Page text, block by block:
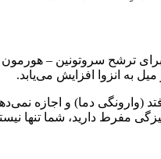
ترشح سروتونین –
به انزوا افزایش می‌یابد.
(وارونگی دما) و اجازه
دارید، شما تنها